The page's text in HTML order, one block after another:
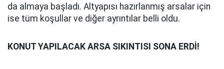
da almaya başladı. Altyapısı hazırlanmış arsalar için
ise tüm koşullar ve diğer ayrıntılar belli oldu.
KONUT YAPILACAK ARSA SIKINTISI SONA ERDİ!